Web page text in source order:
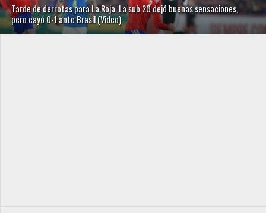
Tarde de derrotas para La Roja: La sub 20 dejó buenas sensaciones,
pero cayó 0-1 ante Brasil (Video)